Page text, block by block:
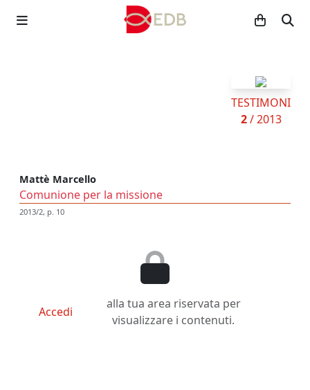
TESTIMONI
2/ 2013
Mattè Marcello
Comunione per la missione
2013/2, p. 10
Accedi
alla tua area riservata per
visualizzare i contenuti.